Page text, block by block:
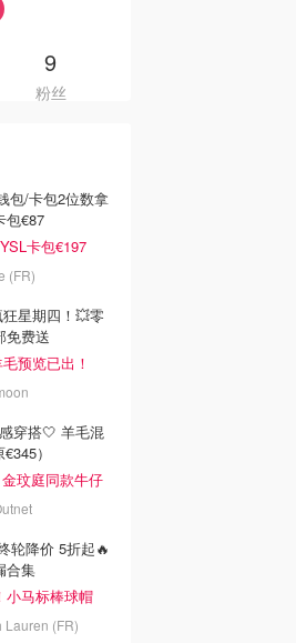
🇦🇺
9
粉丝
包/卡包2位数拿
包€87
卡包€197
(FR)
星期四！💥零
免费送
预览已出！
穿搭🤍 羊毛混
）
玟庭同款牛仔
(原€275）
轮降价 5折起🔥
合集
小马标棒球帽
Lauren (FR)